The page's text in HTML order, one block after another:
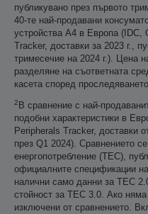
публикувано през първото
40-те най-продавани
устройства А4 в Европа (IDC,
Tracker, доставки за 2023 г.,
тримесечие на 2024 г.). Цена
разделяне на съответната
касета според
2 В сравнение с най-
подобни характеристики в
Peripherals Tracker, доставки
през Q1 2024). Сравнението
енергопотребление (TEC),
официалните спецификации
налични само данни за TEC
стойност за TEC 3.0. Ако
изключени от сравнението.